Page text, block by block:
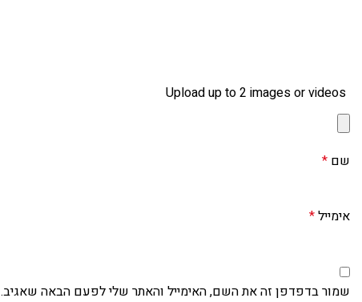
Upload up to 2 images or videos
שם *
אימייל*
שמור בדפדפן זה את השם, האימייל והאתר שלי לפעם הבאה שאגיב.